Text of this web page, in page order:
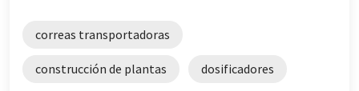
correas transportadoras
construcción de plantas dosificadores